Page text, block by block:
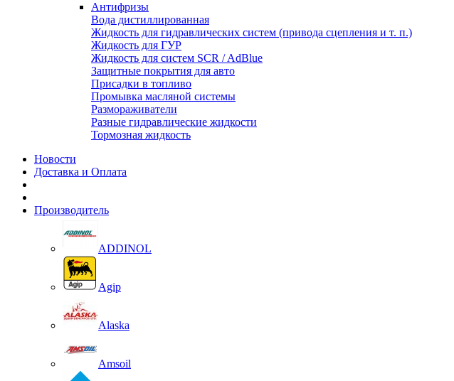
Антифризы
Вода дистиллированная
Жидкость для гидравлических систем (привода сцепления и т. п.)
Жидкость для ГУР
Жидкость для систем SCR / AdBlue
Защитные покрытия для авто
Присадки в топливо
Промывка масляной системы
Размораживатели
Разные гидравлические жидкости
Тормозная жидкость
Новости
Доставка и Оплата
Производитель
ADDINOL
Agip
Alaska
Amsoil